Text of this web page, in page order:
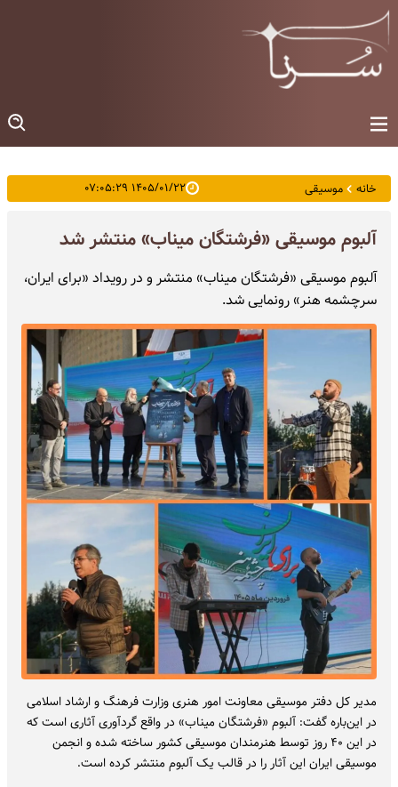
خانه موسیقی ۱۴۰۵/۰۱/۲۲ ۰۷:۰۵:۲۹
آلبوم موسیقی «فرشتگان میناب» منتشر شد
آلبوم موسیقی «فرشتگان میناب» منتشر و در رویداد «برای ایران،
سرچشمه هنر» رونمایی شد.
مدیر کل دفتر موسیقی معاونت امور هنری وزارت فرهنگ و ارشاد اسلامی
در این‌باره گفت: آلبوم «فرشتگان میناب» در واقع گردآوری آثاری است که
در این ۴۰ روز توسط هنرمندان موسیقی کشور ساخته شده و انجمن
موسیقی ایران این آثار را در قالب یک آلبوم منتشر کرده است.